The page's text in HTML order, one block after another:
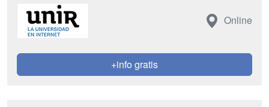
Online
+info gratis